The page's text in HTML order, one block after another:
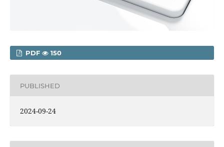
PDF 150
PUBLISHED
2024-09-24